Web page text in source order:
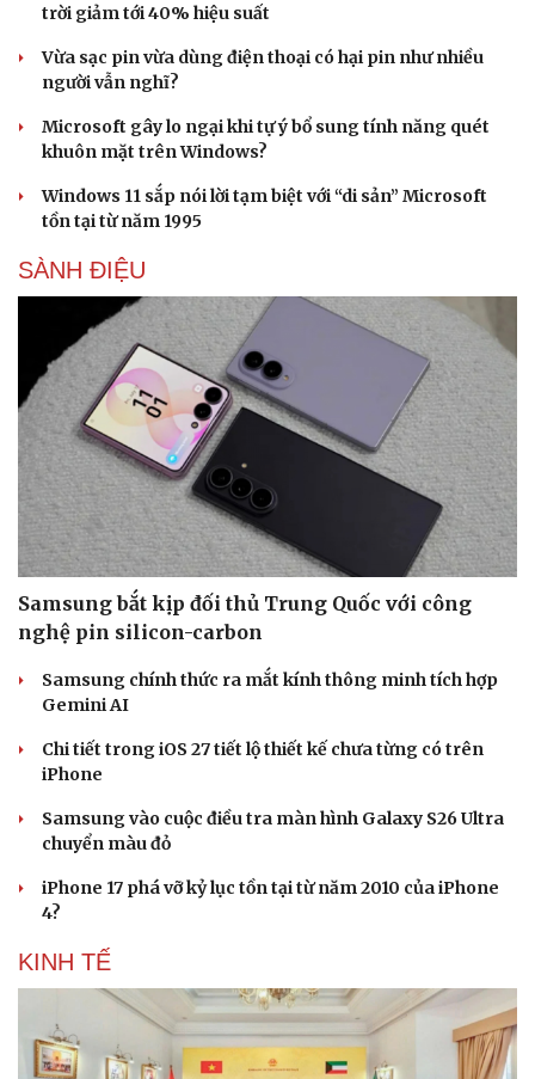
Sức khỏe
Dinh dưỡng - món ngon
Cây thuốc
Sản phụ khoa
Nhi khoa
Nam khoa
Phòng mạch online
Ăn sạch sống khỏe
Blog
Tình yêu - Gia đình
trời giảm tới 40% hiệu suất
Vừa sạc pin vừa dùng điện thoại có hại pin như nhiều
người vẫn nghĩ?
Microsoft gây lo ngại khi tự ý bổ sung tính năng quét
khuôn mặt trên Windows?
Windows 11 sắp nói lời tạm biệt với “di sản” Microsoft
tồn tại từ năm 1995
SÀNH ĐIỆU
Samsung bắt kịp đối thủ Trung Quốc với công
nghệ pin silicon-carbon
Samsung chính thức ra mắt kính thông minh tích hợp
Gemini AI
Chi tiết trong iOS 27 tiết lộ thiết kế chưa từng có trên
iPhone
Samsung vào cuộc điều tra màn hình Galaxy S26 Ultra
chuyển màu đỏ
iPhone 17 phá vỡ kỷ lục tồn tại từ năm 2010 của iPhone
4?
KINH TẾ